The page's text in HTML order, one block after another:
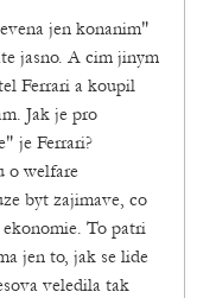
jen konanim"
jasno. A cim jinym
Ferrari a koupil
Jak je pro
je Ferrari?
o welfare
byt zajimave, co
To patri
jen to, jak se lide
veledila tak